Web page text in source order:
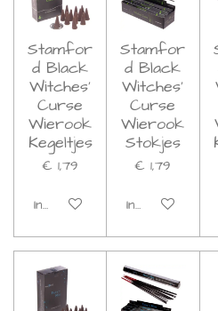
Stamfor
d Black
Witches'
Curse
Wierook
Kegeltjes
€ 1,79
In winkelwagen
Stamfor
d Black
Witches'
Curse
Wierook
Stokjes
€ 1,79
In winkelwagen